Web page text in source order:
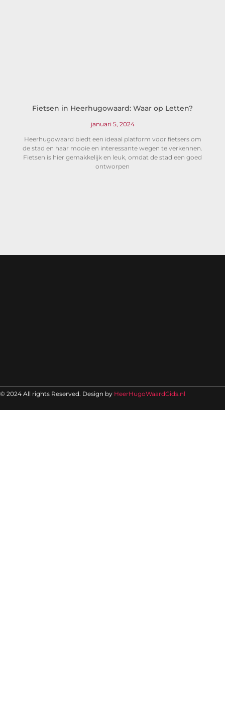
Fietsen in Heerhugowaard: Waar op Letten?
januari 5, 2024
Heerhugowaard biedt een ideaal platform voor fietsers om
de stad en haar mooie en interessante wegen te verkennen.
Fietsen is hier gemakkelijk en leuk, omdat de stad een goed
ontworpen
© 2024 All rights Reserved. Design by HeerHugoWaardGids.nl